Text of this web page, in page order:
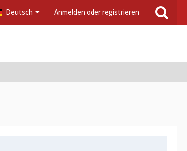
Deutsch Anmelden oder registrieren